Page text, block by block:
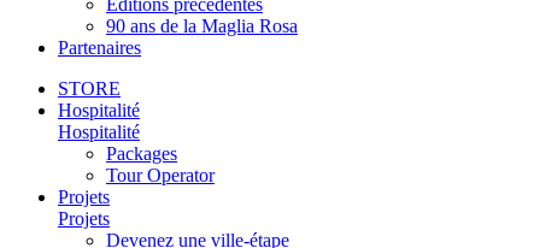
Editions précédentes
90 ans de la Maglia Rosa
Partenaires
STORE
Hospitalité
Hospitalité
Packages
Tour Operator
Projets
Projets
Devenez une ville-étape